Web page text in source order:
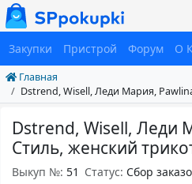
Закупки Пристрой Форум О
Главная
Dstrend, Wisell, Леди Мария,
Dstrend, Wisell, Леди
Стиль, женский
Выкуп №: 51 Статус: Сбор